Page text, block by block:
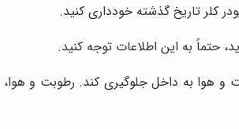
کلر تاریخ گذشته خودداری کنید.
حتماً به این اطلاعات توجه کنید.
و هوا به داخل جلوگیری کند. رطوبت و